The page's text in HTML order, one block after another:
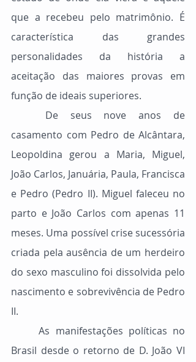
que a recebeu pelo matrimônio. É
característica das grandes
personalidades da história a
aceitação das maiores provas em
função de ideais superiores.
casamento com Pedro de Alcântara,
Leopoldina gerou a Maria, Miguel,
João Carlos, Januária, Paula, Francisca
e Pedro (Pedro II). Miguel faleceu no
parto e João Carlos com apenas 11
meses. Uma possível crise sucessória
criada pela ausência de um herdeiro
do sexo masculino foi dissolvida pelo
nascimento e sobrevivência de Pedro
II.
	As manifestações políticas no
Brasil desde o retorno de D. João VI